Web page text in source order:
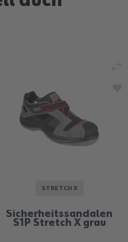
STRETCH X
Sicherheitssandalen
S1P Stretch X grau